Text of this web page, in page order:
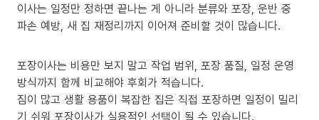
이사는 일정만 정하면 끝나는 게 아니라 분류와 포장, 운반 중
파손 예방, 새 집 재정리까지 이어져 준비할 것이 많습니다.
포장이사는 비용만 보지 말고 작업 범위, 포장 품질, 일정 운영
방식까지 함께 비교해야 후회가 적습니다.
짐이 많고 생활 용품이 복잡한 집은 직접 포장하면 일정이 밀리
기 쉬워 포장이사가 실용적인 선택이 될 수 있습니다.